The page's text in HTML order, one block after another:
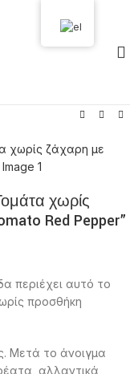
χωρίς
Red Pepper”
περιέχει αυτό το
προσθήκη
Μετά το άνοιγμα
αλλαντικά,